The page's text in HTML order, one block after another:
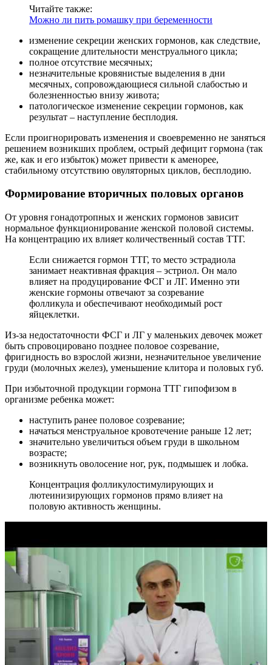
Читайте также:
Можно ли пить ромашку при беременности
изменение секреции женских гормонов, как следствие,
сокращение длительности менструального цикла;
полное отсутствие месячных;
незначительные кровянистые выделения в дни
месячных, сопровождающиеся сильной слабостью и
болезненностью внизу живота;
патологическое изменение секреции гормонов, как
результат – наступление бесплодия.
Если проигнорировать изменения и своевременно не заняться
решением возникших проблем, острый дефицит гормона (так
же, как и его избыток) может привести к аменорее,
стабильному отсутствию овуляторных циклов, бесплодию.
Формирование вторичных половых органов
От уровня гонадотропных и женских гормонов зависит
нормальное функционирование женской половой системы.
На концентрацию их влияет количественный состав ТТГ.
Если снижается гормон ТТГ, то место эстрадиола
занимает неактивная фракция – эстриол. Он мало
влияет на продуцирование ФСГ и ЛГ. Именно эти
женские гормоны отвечают за созревание
фолликула и обеспечивают необходимый рост
яйцеклетки.
Из-за недостаточности ФСГ и ЛГ у маленьких девочек может
быть спровоцировано позднее половое созревание,
фригидность во взрослой жизни, незначительное увеличение
груди (молочных желез), уменьшение клитора и половых губ.
При избыточной продукции гормона ТТГ гипофизом в
организме ребенка может:
наступить ранее половое созревание;
начаться менструальное кровотечение раньше 12 лет;
значительно увеличиться объем груди в школьном
возрасте;
возникнуть оволосение ног, рук, подмышек и лобка.
Концентрация фолликулостимулирующих и
лютеинизирующих гормонов прямо влияет на
половую активность женщины.